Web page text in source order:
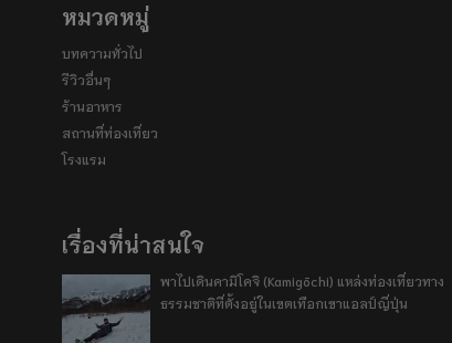
หมวดหมู่
บทความทั่วไป
รีวิวอื่นๆ
ร้านอาหาร
สถานที่ท่องเที่ยว
โรงแรม
เรื่องที่น่าสนใจ
พาไปเดินคามิโคจิ (Kamigōchi) แหล่งท่องเที่ยวทาง
ธรรมชาติที่ตั้งอยู่ในเขตเทือกเขาแอลป์ญี่ปุ่น